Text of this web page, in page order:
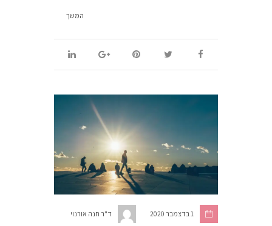
המשך
ד"ר חנה אורנוי 1 בדצמבר 2020